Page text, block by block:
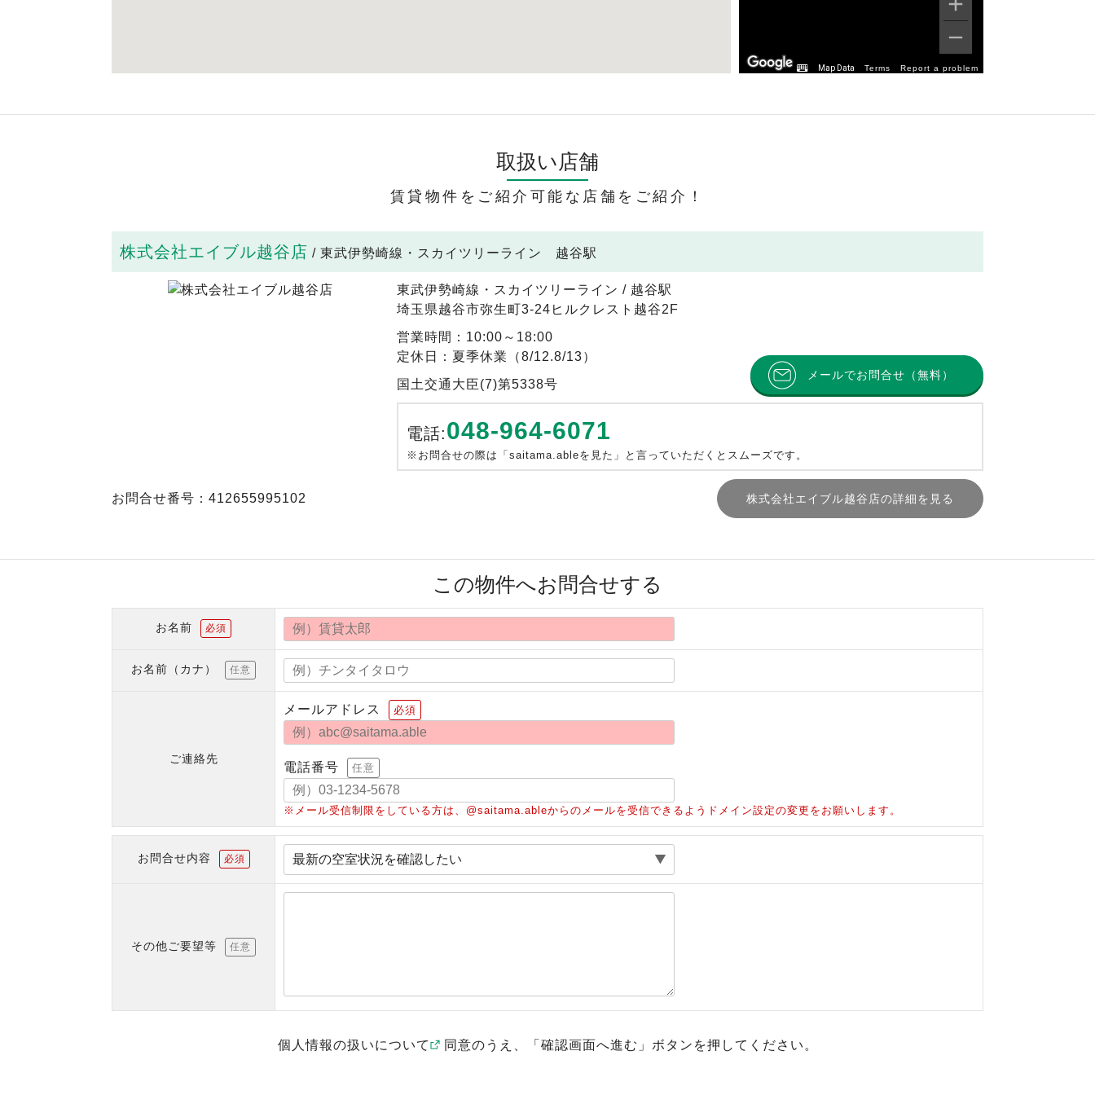
Map Data Terms Report a problem
取扱い店舗
賃貸物件をご紹介可能な店舗をご紹介！
株式会社エイブル越谷店 / 東武伊勢崎線・スカイツリーライン 越谷駅
東武伊勢崎線・スカイツリーライン / 越谷駅
埼玉県越谷市弥生町3-24ヒルクレスト越谷2F
営業時間：10:00～18:00
定休日：夏季休業（8/12.8/13）
国土交通大臣(7)第5338号
メールでお問合せ（無料）
電話:048-964-6071
※お問合せの際は「saitama.ableを見た」と言っていただくとスムーズです。
お問合せ番号：412655995102 株式会社エイブル越谷店の詳細を見る
この物件へお問合せする
お名前 必須
お名前（カナ） 任意
ご連絡先
メールアドレス 必須
電話番号 任意
※メール受信制限をしている方は、@saitama.ableからのメールを受信できるようドメイン設定の変更をお願いします。
お問合せ内容 必須
その他ご要望等 任意
個人情報の扱いについて 同意のうえ、「確認画面へ進む」ボタンを押してください。